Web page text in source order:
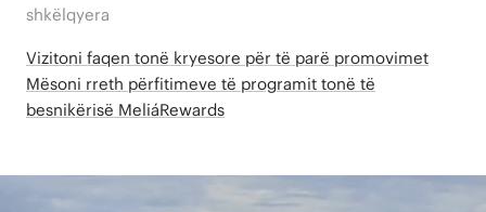
shkëlqyera
Vizitoni faqen tonë kryesore për të parë promovimet
Mësoni rreth përfitimeve të programit tonë të
besnikërisë MeliáRewards